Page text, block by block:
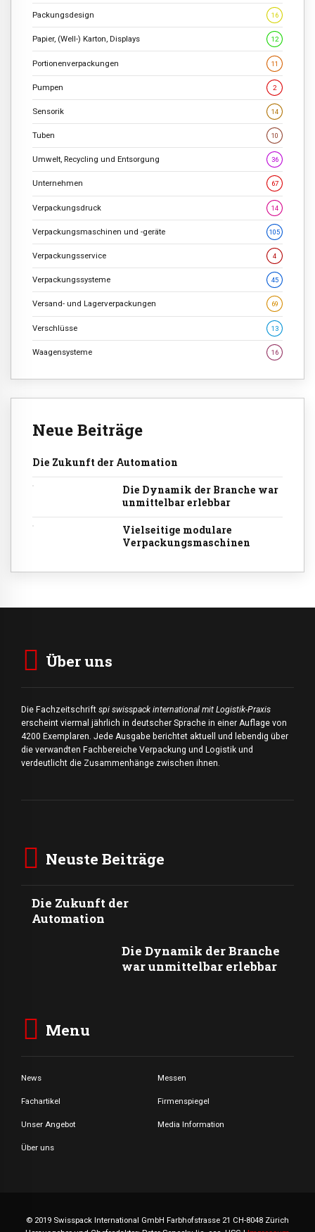
Packungsdesign 16
Papier, (Well-) Karton, Displays 12
Portionenverpackungen 11
Pumpen 2
Sensorik 14
Tuben 10
Umwelt, Recycling und Entsorgung 36
Unternehmen 67
Verpackungsdruck 14
Verpackungsmaschinen und -geräte 105
Verpackungsservice 4
Verpackungssysteme 45
Versand- und Lagerverpackungen 69
Verschlüsse 13
Waagensysteme 16
Neue Beiträge
Die Zukunft der Automation
Die Dynamik der Branche war
unmittelbar erlebbar
Vielseitige modulare
Verpackungsmaschinen
Über uns
Die Fachzeitschrift spi swisspack international mit Logistik-Praxis
erscheint viermal jährlich in deutscher Sprache in einer Auflage von
4200 Exemplaren. Jede Ausgabe berichtet aktuell und lebendig über
die verwandten Fachbereiche Verpackung und Logistik und
verdeutlicht die Zusammenhänge zwischen ihnen.
Neuste Beiträge
Die Zukunft der
Automation
Die Dynamik der Branche
war unmittelbar erlebbar
Menu
News Messen
Fachartikel Firmenspiegel
Unser Angebot Media Information
Über uns
© 2019 Swisspack International GmbH Farbhofstrasse 21 CH-8048 Zürich